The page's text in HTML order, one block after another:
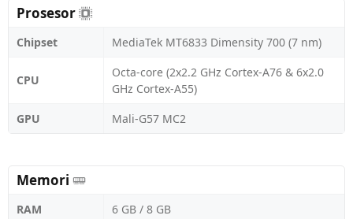
Prosesor
Chipset MediaTek MT6833 Dimensity 700 (7 nm)
CPU
Octa-core (2x2.2 GHz Cortex-A76 & 6x2.0
GHz Cortex-A55)
GPU
Mali-G57 MC2
Memori
RAM
6 GB / 8 GB